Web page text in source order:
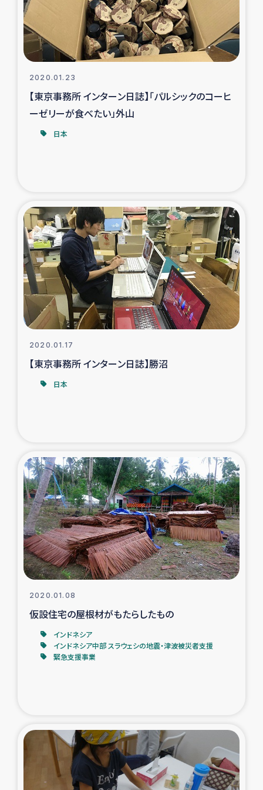
ジェクト
復興支援事業
女性グループPIFWANITAによる食品加工事業
国内避難民への物資配付および教育支援
ミャンマー緊急支援
タイ国境ミャンマー移民子ども支援
漁民によるマングローブ植林活動
レバノンでのシリア難民への食糧・越冬支援
レバノンにおける緊急支援
レバノンでのシリア難民への教育支援事業
神原ゼミxパルシック
石巻市街地在宅被災者支援
復興応援隊の活動
仮設住宅生活支援・農業復興支援
漁業復興支援
インターン・ボランティア日誌
ガザ空爆被災者への食料支援と農家生産支援
ガザ地区における羊の畜産支援
2020.01.23
【東京事務所 インターン日誌】「パルシックのコーヒ
ーゼリーが食べたい」外山
日本
2020.01.17
【東京事務所 インターン日誌】勝沼
日本
2020.01.08
仮設住宅の屋根材がもたらしたもの
インドネシア
インドネシア中部 スラウェシの地震・津波被災者支援
緊急支援事業